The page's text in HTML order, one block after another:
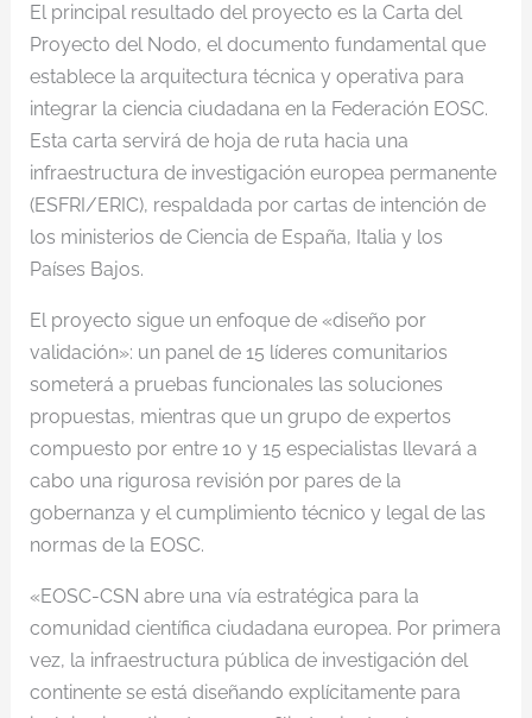
El principal resultado del proyecto es la Carta del
Proyecto del Nodo, el documento fundamental que
establece la arquitectura técnica y operativa para
integrar la ciencia ciudadana en la Federación EOSC.
Esta carta servirá de hoja de ruta hacia una
infraestructura de investigación europea permanente
(ESFRI/ERIC), respaldada por cartas de intención de
los ministerios de Ciencia de España, Italia y los
Países Bajos.
El proyecto sigue un enfoque de «diseño por
validación»: un panel de 15 líderes comunitarios
someterá a pruebas funcionales las soluciones
propuestas, mientras que un grupo de expertos
compuesto por entre 10 y 15 especialistas llevará a
cabo una rigurosa revisión por pares de la
gobernanza y el cumplimiento técnico y legal de las
normas de la EOSC.
«EOSC-CSN abre una vía estratégica para la
comunidad científica ciudadana europea. Por primera
vez, la infraestructura pública de investigación del
continente se está diseñando explícitamente para